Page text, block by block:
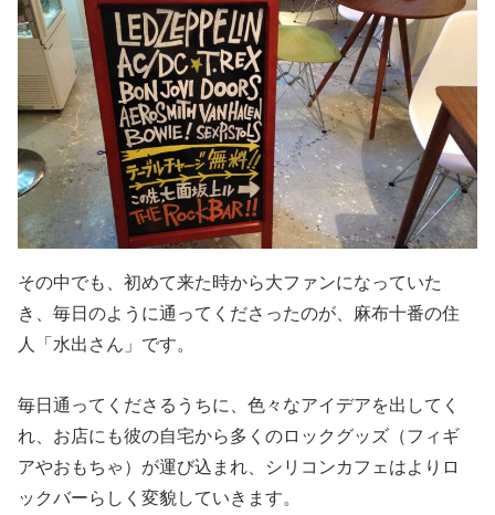
その中でも、初めて来た時から大ファンになっていた
き、毎日のように通ってくださったのが、麻布十番の住
人「水出さん」です。
毎日通ってくださるうちに、色々なアイデアを出してく
れ、お店にも彼の自宅から多くのロックグッズ（フィギ
アやおもちゃ）が運び込まれ、シリコンカフェはよりロ
ックバーらしく変貌していきます。